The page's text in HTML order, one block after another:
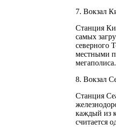
7. Вокзал
Станция
самых
северного
местными
мегаполиса.
8. Вокзал
Станция
каждый из
считается